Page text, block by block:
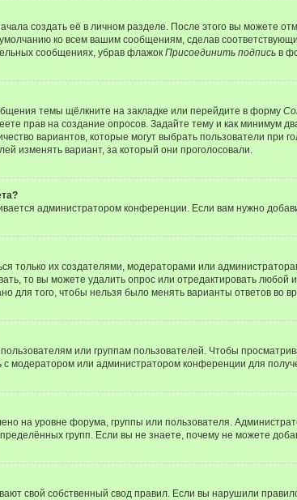
создать её в личном разделе. После этого вы можете
ко всем вашим сообщениям, сделав
сообщениях, убрав флажок Присоединить подпись в
темы щёлкните на закладке или перейдите в форму
прав на создание опросов. Задайте тему и как минимум
вариантов, которые могут выбрать пользователи
изменять вариант, за который они проголосовали.
администратором конференции. Если вам нужно
только их создателями, модераторами или
то вы можете удалить опрос или отредактировать
для того, чтобы нельзя было менять варианты ответов во
или группам пользователей. Чтобы
модератором или администратором конференции для
на уровне форума, группы или пользователя.
групп. Если вы не знаете, почему не можете
свой собственный свод правил. Если вы нарушили